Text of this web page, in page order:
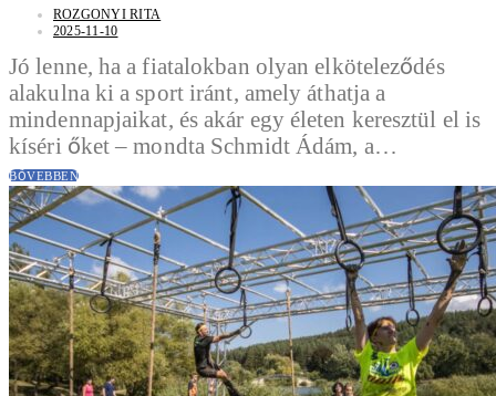
ROZGONYI RITA
2025-11-10
Jó lenne, ha a fiatalokban olyan elköteleződés
alakulna ki a sport iránt, amely áthatja a
mindennapjaikat, és akár egy életen keresztül el is
kíséri őket – mondta Schmidt Ádám, a…
BŐVEBBEN